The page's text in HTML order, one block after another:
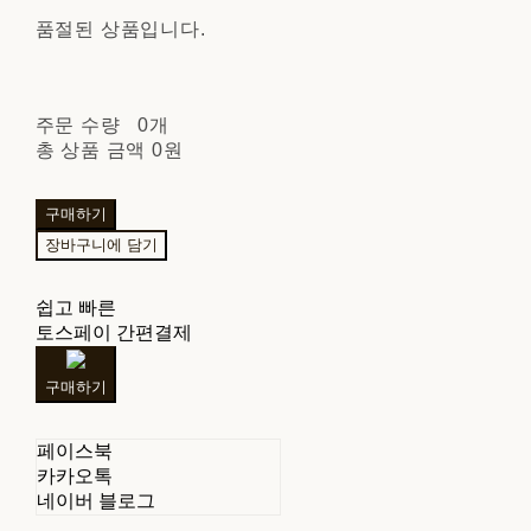
품절된 상품입니다.
주문 수량
0개
총 상품 금액 0원
구매하기
장바구니에 담기
쉽고 빠른
토스페이 간편결제
구매하기
페이스북
카카오톡
네이버 블로그